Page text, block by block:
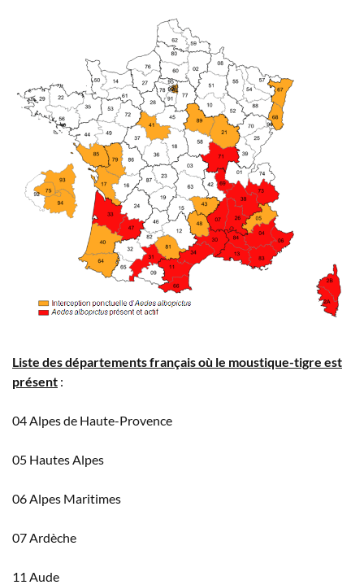
Liste des départements français où le moustique-tigre est
présent :
04 Alpes de Haute-Provence
05 Hautes Alpes
06 Alpes Maritimes
07 Ardèche
11 Aude